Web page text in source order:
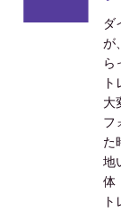
ダ
が
ら
大
フ
た
地
体